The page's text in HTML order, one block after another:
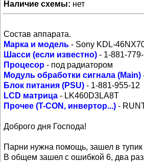
Наличие схемы: нет
Состав аппарата.
Марка и модель - Sony KDL-
Шасси (если известно) - 1-881-
Процесор - под радиатором
Модуль обработки сигнала (Main)
Блок питания (PSU) - 1-881-955-12
LCD матрица - LK460D3LA8T
Прочее (T-CON, инвертор...) -
Доброго дня Господа!
Парни нужна помощь, зашел в тупик
В общем зашел с ошибкой 6, два